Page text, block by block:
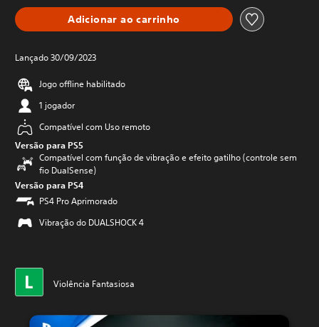
Adicionar ao carrinho
Lançado 30/09/2023
Jogo offline habilitado
1 jogador
Compatível com Uso remoto
Versão para PS5
Compatível com função de vibração e efeito gatilho (controle sem
fio DualSense)
Versão para PS4
PS4 Pro Aprimorado
Vibração do DUALSHOCK 4
Violência Fantasiosa